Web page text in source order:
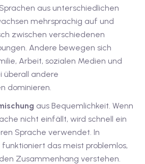
aus unterschiedlichen
mehrsprachig auf und
zwischen verschiedenen
Andere bewegen sich
Arbeit, sozialen Medien und
überall andere
dominieren.
aus Bequemlichkeit. Wenn
nicht einfällt, wird schnell ein
Sprache verwendet. In
das meist problemlos,
Zusammenhang verstehen.